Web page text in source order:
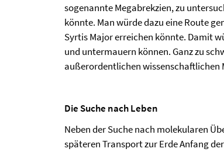
sogenannte Megabrekzien, zu
könnte. Man würde dazu eine Route
Syrtis Major erreichen könnte. Damit
und untermauern können. Ganz zu
außerordentlichen wissenschaftlichen
Die Suche nach Leben
Neben der Suche nach molekularen
späteren Transport zur Erde Anfang